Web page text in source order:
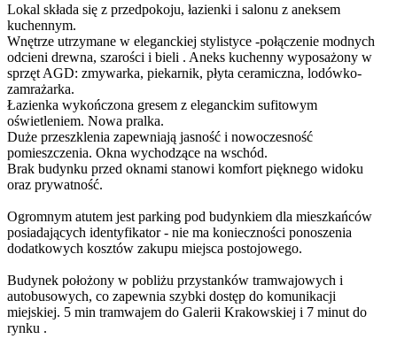
Lokal składa się z przedpokoju, łazienki i salonu z aneksem
kuchennym.
Wnętrze utrzymane w eleganckiej stylistyce -połączenie modnych
odcieni drewna, szarości i bieli . Aneks kuchenny wyposażony w
sprzęt AGD: zmywarka, piekarnik, płyta ceramiczna, lodówko-
zamrażarka.
Łazienka wykończona gresem z eleganckim sufitowym
oświetleniem. Nowa pralka.
Duże przeszklenia zapewniają jasność i nowoczesność
pomieszczenia. Okna wychodzące na wschód.
Brak budynku przed oknami stanowi komfort pięknego widoku
oraz prywatność.
Ogromnym atutem jest parking pod budynkiem dla mieszkańców
posiadających identyfikator - nie ma konieczności ponoszenia
dodatkowych kosztów zakupu miejsca postojowego.
Budynek położony w pobliżu przystanków tramwajowych i
autobusowych, co zapewnia szybki dostęp do komunikacji
miejskiej. 5 min tramwajem do Galerii Krakowskiej i 7 minut do
rynku .